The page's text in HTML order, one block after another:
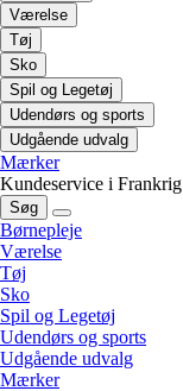
Værelse
Tøj
Sko
Spil og Legetøj
Udendørs og sports
Udgående udvalg
Mærker
Kundeservice i Frankrig
Søg
Børnepleje
Værelse
Tøj
Sko
Spil og Legetøj
Udendørs og sports
Udgående udvalg
Mærker